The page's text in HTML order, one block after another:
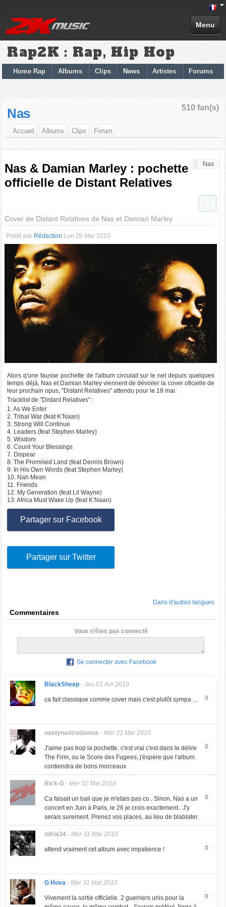
Menu
Rap2K : Rap, Hip Hop
Home Rap Albums Clips News Artistes Forums
510 fan(s)
Nas
Accueil Albums Clips Forum
Nas
Nas & Damian Marley : pochette
officielle de Distant Relatives
Cover de Distant Relatives de Nas et Damian Marley
Posté par Rédaction Lun 29 Mar 2010
Alors q'une fausse pochette de l'album circulait sur le net depuis quelques
temps déjà, Nas et Damian Marley viennent de dévoiler la cover oficielle de
leur prochain opus, "Distant Relatives" attendu pour le 18 mai.
Tracklist de "Distant Relatives" :
1. As We Enter
2. Tribal War (feat K’Naan)
3. Strong Will Continue
4. Leaders (feat Stephen Marley)
5. Wisdom
6. Count Your Blessings
7. Dispear
8. The Promised Land (feat Dennis Brown)
9. In His Own Words (feat Stephen Marley)
10. Nah Mean
11. Friends
12. My Generation (feat Lil Wayne)
13. Africa Must Wake Up (feat K’Naan)
Partager sur Facebook
Partager sur Twitter
Dans d'autres langues
Commentaires
Vous n'êtes pas connecté
Se connecter avec Facebook
BlackSheep- Jeu 01 Avr 2010
0
ca fait classique comme cover mais c'est plutôt sympa ...
nastynastradamus - Mer 31 Mar 2010
0
J'aime pas trop la pochette, c'est vrai c'est dans le délire
The Firm, ou le Score des Fugees, j'éspère que l'album
contiendra de bons morceaux
Rick-G- Mer 31 Mar 2010
0
Ca faisait un bail que je m'etais pas co.. Sinon, Nas a un
concert en Juin à Paris, le 26 je crois exactement.. J'y
serais surement. Prenez vos places, au lieu de blablater.
ndria34- Mer 31 Mar 2010
0
attend vraiment cet album avec impatience !
G Hova- Mer 31 Mar 2010
0
Vivement la sortie officielle. 2 guerriers unis pour la